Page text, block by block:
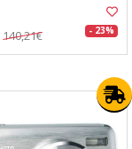
140,21€ - 23%